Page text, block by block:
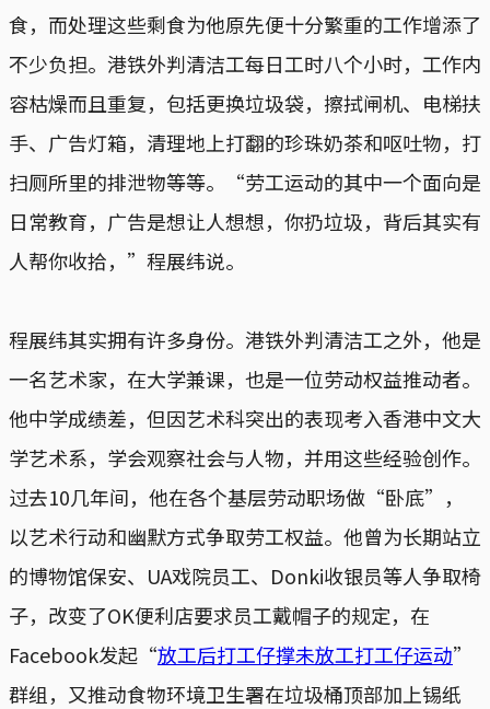
食，而处理这些剩食为他原先便十分繁重的工作增添了
不少负担。港铁外判清洁工每日工时八个小时，工作内
容枯燥而且重复，包括更换垃圾袋，擦拭闸机、电梯扶
手、广告灯箱，清理地上打翻的珍珠奶茶和呕吐物，打
扫厕所里的排泄物等等。“劳工运动的其中一个面向是
日常教育，广告是想让人想想，你扔垃圾，背后其实有
人帮你收拾，”程展纬说。
程展纬其实拥有许多身份。港铁外判清洁工之外，他是
一名艺术家，在大学兼课，也是一位劳动权益推动者。
他中学成绩差，但因艺术科突出的表现考入香港中文大
学艺术系，学会观察社会与人物，并用这些经验创作。
过去10几年间，他在各个基层劳动职场做“卧底”，
以艺术行动和幽默方式争取劳工权益。他曾为长期站立
的博物馆保安、UA戏院员工、Donki收银员等人争取椅
子，改变了OK便利店要求员工戴帽子的规定，在
Facebook发起“放工后打工仔撑未放工打工仔运动”
群组，又推动食物环境卫生署在垃圾桶顶部加上锡纸